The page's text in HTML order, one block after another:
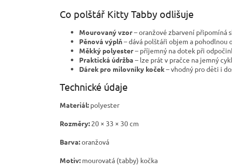
Co polštář Kitty Tabby odlišuje
Mourovaný vzor– oranžové zbarvení připomíná
Pěnová výplň– dává polštáři objem a pohodlnou
Měkký polyester– příjemný na dotek při
Praktická údržba – lze prát v pračce na jemný
Dárek pro milovníky koček– vhodný pro děti i
Technické údaje
Materiál: polyester
Rozměry: 20 × 33 × 30 cm
Barva:oranžová
Motiv: mourovatá (tabby) kočka